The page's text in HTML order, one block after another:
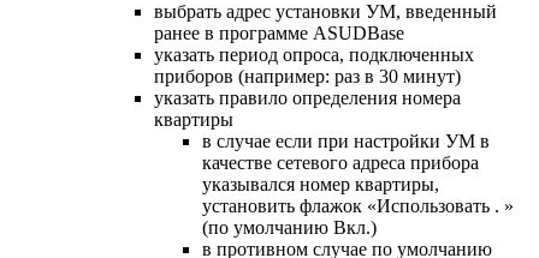
выбрать адрес установки УМ, введенный
ранее в программе ASUDBase
указать период опроса, подключенных
приборов (например: раз в 30 минут)
указать правило определения номера
квартиры
в случае если при настройки УМ в
качестве сетевого адреса прибора
указывался номер квартиры,
установить флажок «Использовать . »
(по умолчанию Вкл.)
в противном случае по умолчанию